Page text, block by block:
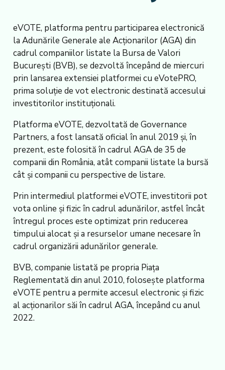
eVOTE, platforma pentru participarea electronică
la Adunările Generale ale Acționarilor (AGA) din
cadrul companiilor listate la Bursa de Valori
București (BVB), se dezvoltă începând de miercuri
prin lansarea extensiei platformei cu eVotePRO,
prima soluție de vot electronic destinată accesului
investitorilor instituționali.
Platforma eVOTE, dezvoltată de Governance
Partners, a fost lansată oficial în anul 2019 și, în
prezent, este folosită în cadrul AGA de 35 de
companii din România, atât companii listate la bursă
cât și companii cu perspective de listare.
Prin intermediul platformei eVOTE, investitorii pot
vota online și fizic în cadrul adunărilor, astfel încât
întregul proces este optimizat prin reducerea
timpului alocat și a resurselor umane necesare în
cadrul organizării adunărilor generale.
BVB, companie listată pe propria Piața
Reglementată din anul 2010, folosește platforma
eVOTE pentru a permite accesul electronic și fizic
al acționarilor săi în cadrul AGA, începând cu anul
2022.